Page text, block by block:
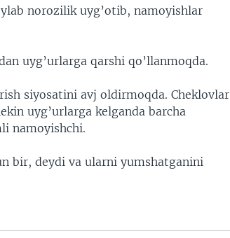
norozilik uyg’otib, namoyishlar
uyg’urlarga qarshi qo’llanmoqda.
siyosatini avj oldirmoqda. Cheklovlar
uyg’urlarga kelganda barcha
namoyishchi.
bir, deydi va ularni yumshatganini